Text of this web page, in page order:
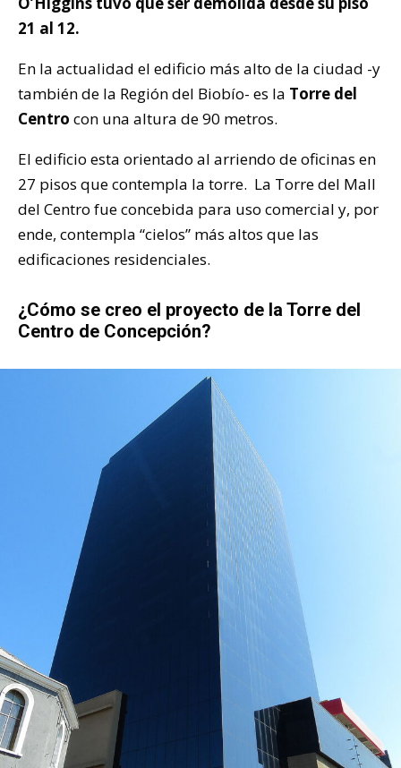
21 al 12.
En la actualidad el edificio más alto de la ciudad -y
también de la Región del Biobío- es la Torre del
Centro con una altura de 90 metros.
El edificio esta orientado al arriendo de oficinas en
27 pisos que contempla la torre. La Torre del Mall
del Centro fue concebida para uso comercial y, por
ende, contempla “cielos” más altos que las
edificaciones residenciales.
¿Cómo se creo el proyecto de la Torre del
Centro de Concepción?